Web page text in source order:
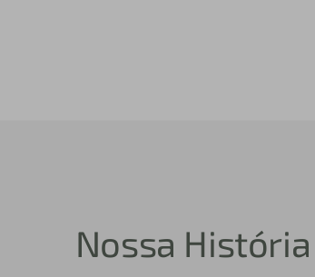
Nossa História
1980